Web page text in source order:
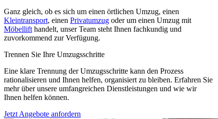
Ganz gleich, ob es sich um einen örtlichen Umzug, einen
Kleintransport, einen Privatumzug oder um einen Umzug mit
Möbellift handelt, unser Team steht Ihnen fachkundig und
zuvorkommend zur Verfügung.
Trennen Sie Ihre Umzugsschritte
Eine klare Trennung der Umzugsschritte kann den Prozess
rationalisieren und Ihnen helfen, organisiert zu bleiben. Erfahren Sie
mehr über unsere umfangreichen Dienstleistungen und wie wir
Ihnen helfen können.
Jetzt Angebote anfordern